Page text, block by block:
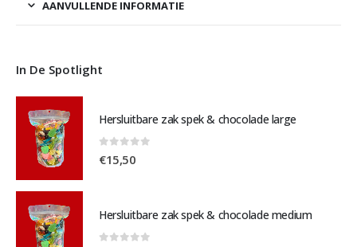
AANVULLENDE INFORMATIE
In De Spotlight
Hersluitbare zak spek & chocolade large
€15,50
Hersluitbare zak spek & chocolade medium